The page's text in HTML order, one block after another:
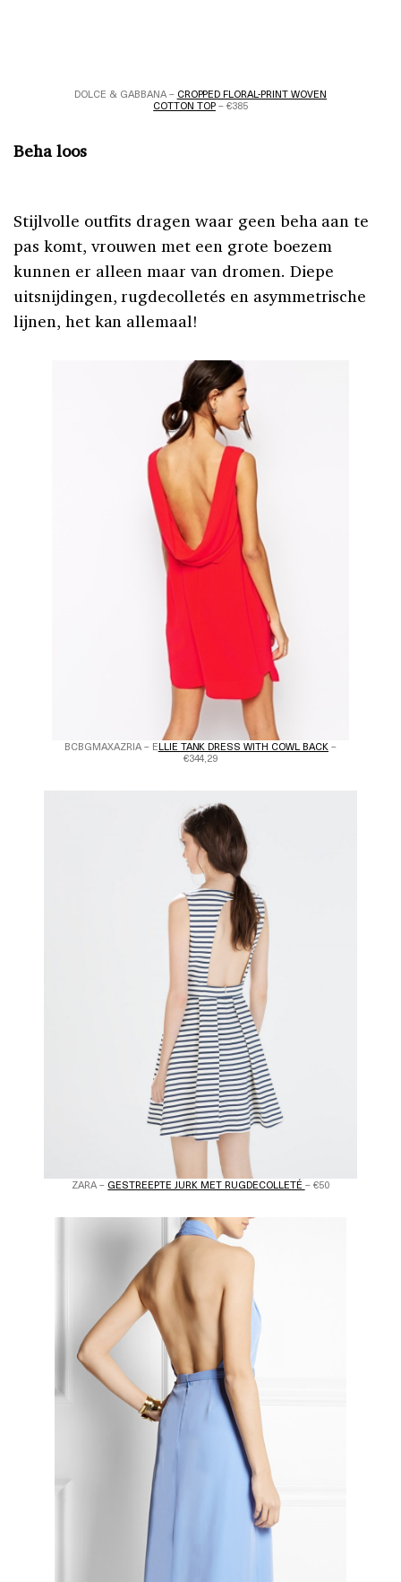
DOLCE & GABBANA – CROPPED FLORAL-PRINT WOVEN
COTTON TOP– €385
Beha loos
Stijlvolle outfits dragen waar geen beha aan te
pas komt, vrouwen met een grote boezem
kunnen er alleen maar van dromen. Diepe
uitsnijdingen, rugdecolletés en asymmetrische
lijnen, het kan allemaal!
BCBGMAXAZRIA – ELLIE TANK DRESS WITH COWL BACK–
€344,29
ZARA – GESTREEPTE JURK MET RUGDECOLLETÉ – €50